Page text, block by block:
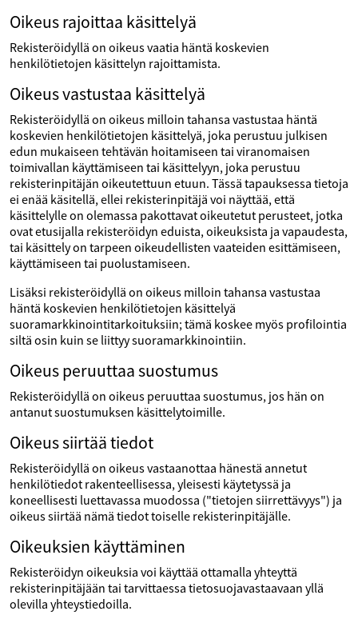
Oikeus rajoittaa käsittelyä
Rekisteröidyllä on oikeus vaatia häntä koskevien
henkilötietojen käsittelyn rajoittamista.
Oikeus vastustaa käsittelyä
Rekisteröidyllä on oikeus milloin tahansa vastustaa häntä
koskevien henkilötietojen käsittelyä, joka perustuu julkisen
edun mukaiseen tehtävän hoitamiseen tai viranomaisen
toimivallan käyttämiseen tai käsittelyyn, joka perustuu
rekisterinpitäjän oikeutettuun etuun. Tässä tapauksessa tietoja
ei enää käsitellä, ellei rekisterinpitäjä voi näyttää, että
käsittelylle on olemassa pakottavat oikeutetut perusteet, jotka
ovat etusijalla rekisteröidyn eduista, oikeuksista ja vapaudesta,
tai käsittely on tarpeen oikeudellisten vaateiden esittämiseen,
käyttämiseen tai puolustamiseen.
Lisäksi rekisteröidyllä on oikeus milloin tahansa vastustaa
häntä koskevien henkilötietojen käsittelyä
suoramarkkinointitarkoituksiin; tämä koskee myös profilointia
siltä osin kuin se liittyy suoramarkkinointiin.
Oikeus peruuttaa suostumus
Rekisteröidyllä on oikeus peruuttaa suostumus, jos hän on
antanut suostumuksen käsittelytoimille.
Oikeus siirtää tiedot
Rekisteröidyllä on oikeus vastaanottaa hänestä annetut
henkilötiedot rakenteellisessa, yleisesti käytetyssä ja
koneellisesti luettavassa muodossa ("tietojen siirrettävyys") ja
oikeus siirtää nämä tiedot toiselle rekisterinpitäjälle.
Oikeuksien käyttäminen
Rekisteröidyn oikeuksia voi käyttää ottamalla yhteyttä
rekisterinpitäjään tai tarvittaessa tietosuojavastaavaan yllä
olevilla yhteystiedoilla.